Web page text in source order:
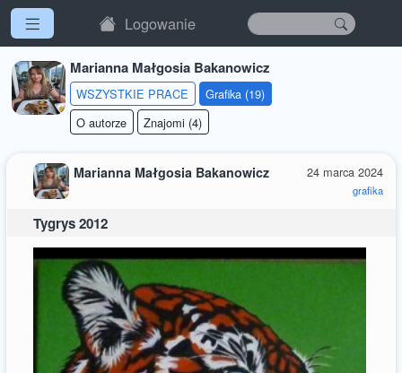
Logowanie
Marianna Małgosia Bakanowicz
WSZYSTKIE PRACE
Grafika (19)
O autorze
Znajomi (4)
24 marca 2024
grafika
Marianna Małgosia Bakanowicz
Tygrys 2012